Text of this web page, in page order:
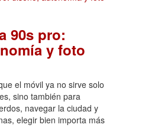
90s pro:
y foto
el móvil ya no sirve solo
sino también para
navegar la ciudad y
elegir bien importa más